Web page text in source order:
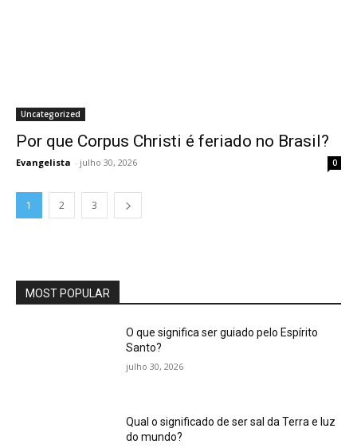
Uncategorized
Por que Corpus Christi é feriado no Brasil?
Evangelista - julho 30, 2026 0
1 2 3
MOST POPULAR
O que significa ser guiado pelo Espírito
Santo?
julho 30, 2026
Qual o significado de ser sal da Terra e luz
do mundo?